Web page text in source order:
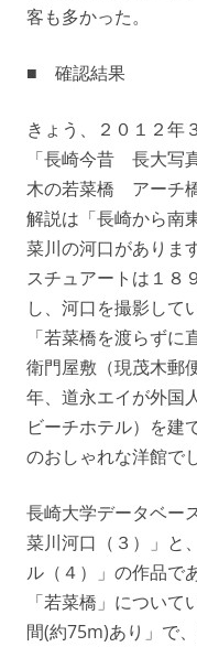
客も多かった。
■ 確認結果
きょう、２０１２年
「長崎今昔 長大写
木の若菜橋 アーチ橋
解説は「長崎から南
菜川の河口がありま
スチュアートは１８
し、河口を撮影して
「若菜橋を渡らず
衛門屋敷（現茂木郵
年、道永エイが外国
ビーチホテル）を建
のおしゃれな洋館で
長崎大学データベー
菜川河口（３）」と
ル（４）」の作品で
「若菜橋」につい
間(約75m)あり」で